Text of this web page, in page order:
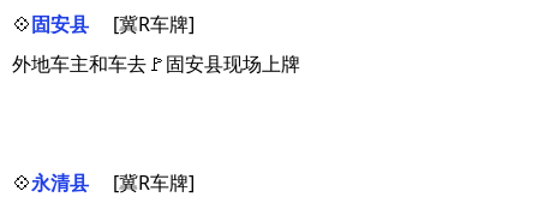
💠固安县
[冀R车牌]
外地车主和车去🚩固安县现场上牌
💠永清县
[冀R车牌]